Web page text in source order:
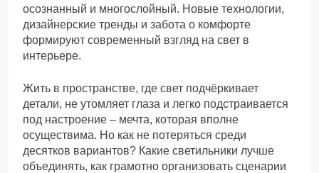
осознанный и многослойный. Новые технологии,
дизайнерские тренды и забота о комфорте
формируют современный взгляд на свет в
интерьере.
Жить в пространстве, где свет подчёркивает
детали, не утомляет глаза и легко подстраивается
под настроение – мечта, которая вполне
осуществима. Но как не потеряться среди
десятков вариантов? Какие светильники лучше
объединять, как грамотно организовать сценарии